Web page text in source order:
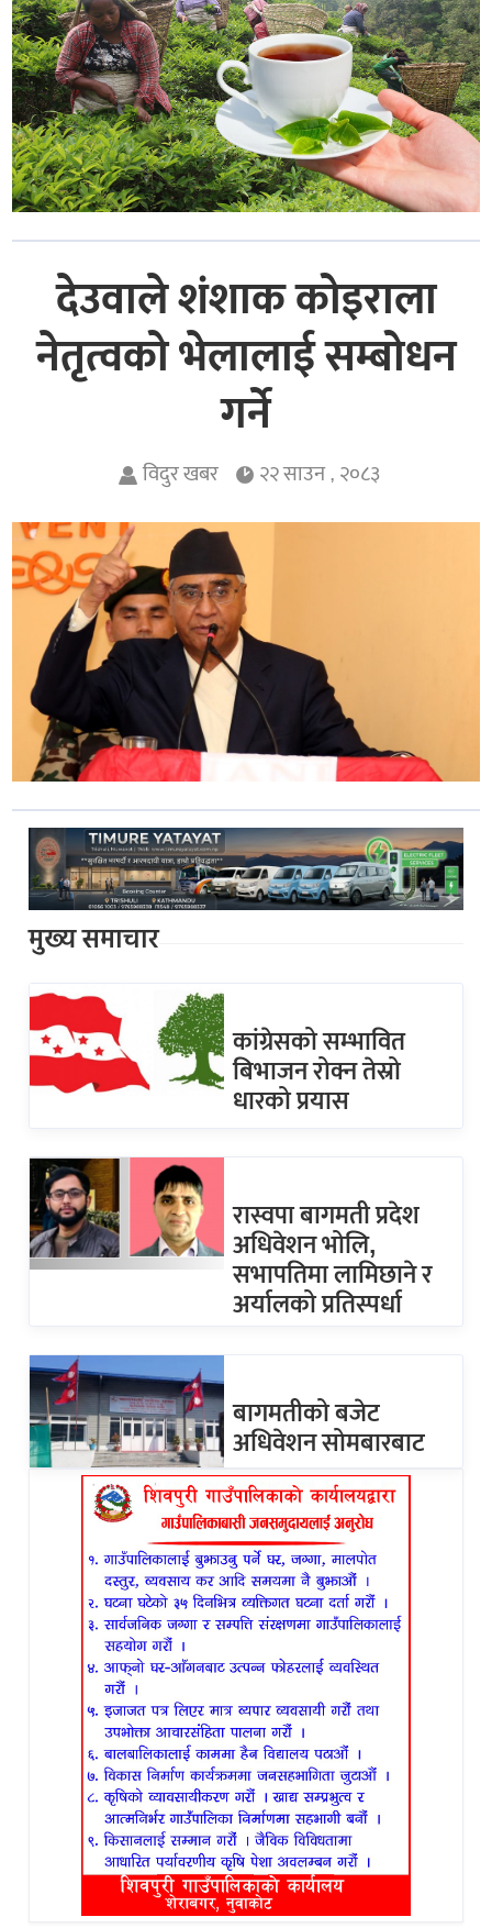
देउवाले शंशाक कोइराला
नेतृत्वको भेलालाई सम्बोधन
गर्ने
विदुर खबर २२ साउन , २०८३
मुख्य समाचार
कांग्रेसको सम्भावित
बिभाजन रोक्न तेस्रो
धारको प्रयास
रास्वपा बागमती प्रदेश
अधिवेशन भोलि,
सभापतिमा लामिछाने र
अर्यालको प्रतिस्पर्धा
बागमतीको बजेट
अधिवेशन सोमबारबाट